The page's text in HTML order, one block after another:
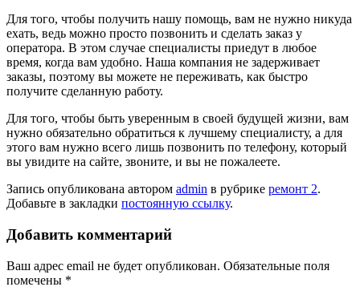
Для того, чтобы получить нашу помощь, вам не нужно никуда
ехать, ведь можно просто позвонить и сделать заказ у
оператора. В этом случае специалисты приедут в любое
время, когда вам удобно. Наша компания не задерживает
заказы, поэтому вы можете не переживать, как быстро
получите сделанную работу.
Для того, чтобы быть уверенным в своей будущей жизни, вам
нужно обязательно обратиться к лучшему специалисту, а для
этого вам нужно всего лишь позвонить по телефону, который
вы увидите на сайте, звоните, и вы не пожалеете.
Запись опубликована автором admin в рубрике ремонт 2.
Добавьте в закладки постоянную ссылку.
Добавить комментарий
Ваш адрес email не будет опубликован. Обязательные поля
помечены *